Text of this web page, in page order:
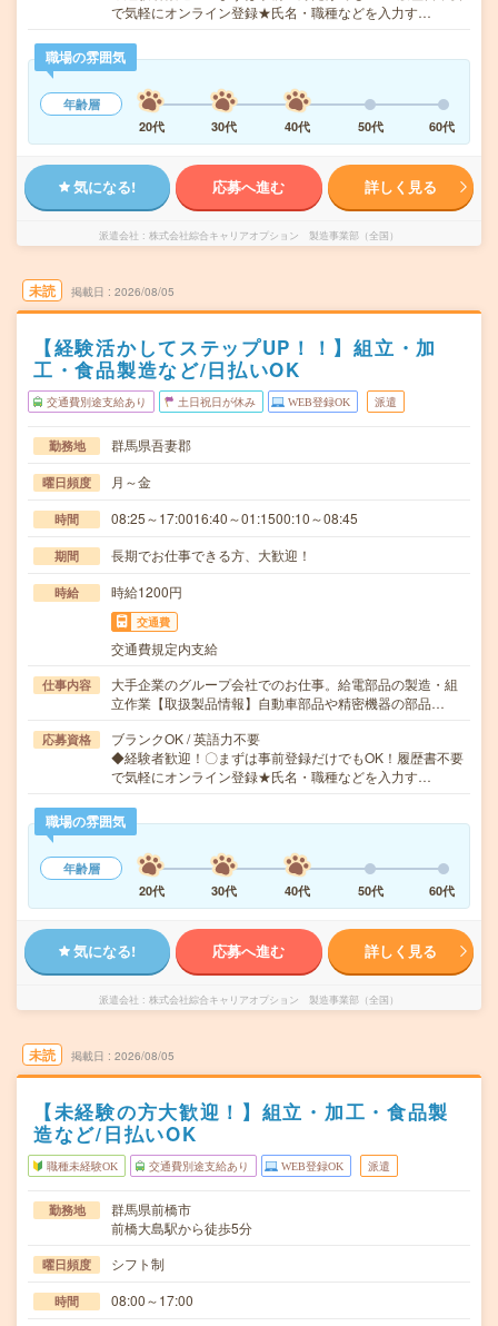
で気軽にオンライン登録★氏名・職種などを入力す…
職場の雰囲気
年齢層
20代
30代 40代 50代 60代
気になる! 応募へ進む 詳しく見る
派遣会社 株式会社綜合キャリアオプション 製造事業部（全国）
未読 掲載日 2026/08/05
【経験活かしてステップUP！！】組立・加
工・食品製造など/日払いOK
交通費別途支給あり 土日祝日が休み WEB登録OK 派遣
勤務地 群馬県吾妻郡
曜日頻度 月～金
時間 08:25～17:0016:40～01:1500:10～08:45
期間 長期でお仕事できる方、大歓迎！
時給 時給1200円
交通費
交通費規定内支給
仕事内容
大手企業のグループ会社でのお仕事。給電部品の製造・組
立作業【取扱製品情報】自動車部品や精密機器の部品…
応募資格
ブランクOK / 英語力不要
◆経験者歓迎！〇まずは事前登録だけでもOK！履歴書不要
で気軽にオンライン登録★氏名・職種などを入力す…
職場の雰囲気
年齢層
20代
30代 40代 50代 60代
気になる! 応募へ進む 詳しく見る
派遣会社 株式会社綜合キャリアオプション 製造事業部（全国）
未読 掲載日 2026/08/05
【未経験の方大歓迎！】組立・加工・食品製
造など/日払いOK
職種未経験OK 交通費別途支給あり WEB登録OK 派遣
勤務地
群馬県前橋市
前橋大島駅から徒歩5分
曜日頻度 シフト制
時間 08:00～17:00